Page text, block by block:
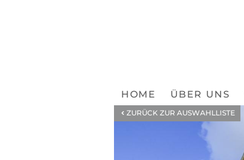
HOME ÜBER UNS
ZURÜCK ZUR AUSWAHLLISTE